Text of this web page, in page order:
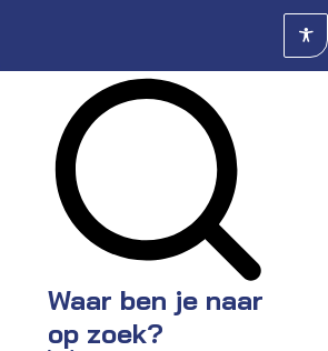
Waar ben je naar
op zoek?